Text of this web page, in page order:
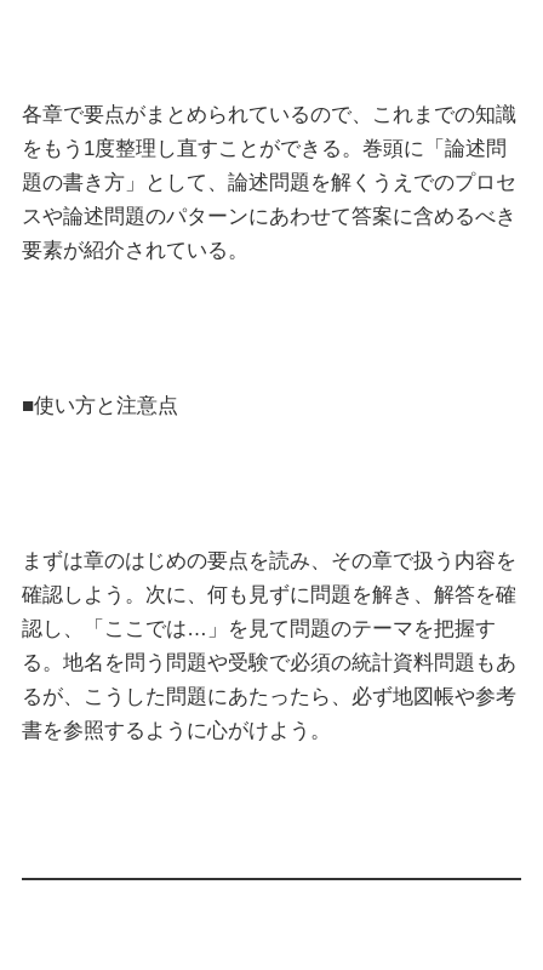
各章で要点がまとめられているので、これまでの知識
をもう1度整理し直すことができる。巻頭に「論述問
題の書き方」として、論述問題を解くうえでのプロセ
スや論述問題のパターンにあわせて答案に含めるべき
要素が紹介されている。
■使い方と注意点
まずは章のはじめの要点を読み、その章で扱う内容を
確認しよう。次に、何も見ずに問題を解き、解答を確
認し、「ここでは…」を見て問題のテーマを把握す
る。地名を問う問題や受験で必須の統計資料問題もあ
るが、こうした問題にあたったら、必ず地図帳や参考
書を参照するように心がけよう。